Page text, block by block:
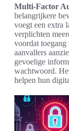
Multi-Factor
belangrijkere
voegt een extra
verplichten
voordat
aanvallers
gevoelige
wachtwoord.
helpen hun